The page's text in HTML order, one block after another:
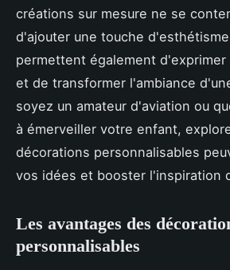
créations sur mesure ne se
d'ajouter une touche
permettent également
et de transformer l'ambiance
soyez un amateur d'aviation ou
à émerveiller votre enfant,
décorations personnalisables
vos idées et booster l'inspiration
Les avantages des
personnalisables